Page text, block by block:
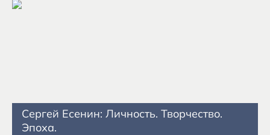
Сергей Есенин: Личность. Творчество.
Эпоха.